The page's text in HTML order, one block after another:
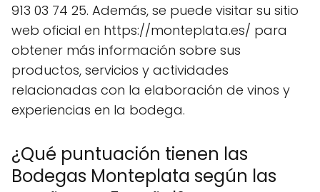
913 03 74 25. Además, se puede visitar su sitio
web oficial en https://monteplata.es/ para
obtener más información sobre sus
productos, servicios y actividades
relacionadas con la elaboración de vinos y
experiencias en la bodega.
¿Qué puntuación tienen las
Bodegas Monteplata según las